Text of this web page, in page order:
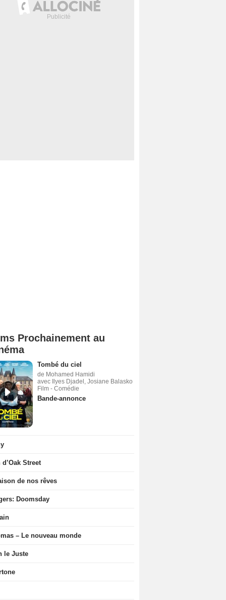
Prochainement au
Tombé du ciel
de Mohamed Hamidi
avec Ilyes Djadel, Josiane Balasko
Film - Comédie
Bande-annonce
Street
de nos rêves
Doomsday
– Le nouveau monde
le Juste